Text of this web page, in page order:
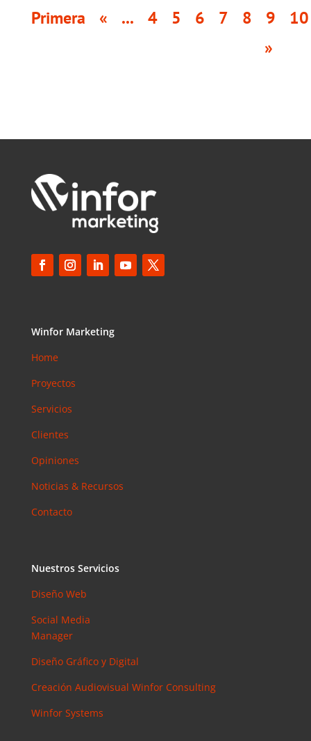
Primera
« ... 4 5 6 7 8 9
10
»
Winfor Marketing
Home
Proyectos
Servicios
Clientes
Opiniones
Noticias & Recursos
Contacto
Nuestros Servicios
Diseño Web
Social Media
Manager
Diseño Gráfico y Digital
Creación Audiovisual Winfor Consulting
Winfor Systems